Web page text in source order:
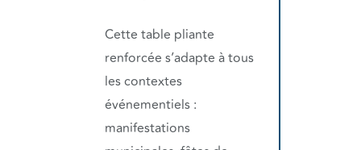
Cette table pliante
renforcée s’adapte à tous
les contextes
événementiels :
manifestations